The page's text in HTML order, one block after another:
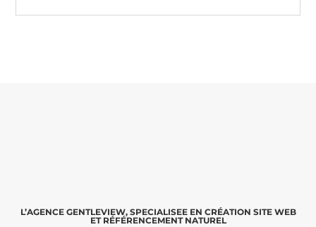
L’AGENCE GENTLEVIEW, SPECIALISEE EN CRÉATION SITE WEB
ET RÉFÉRENCEMENT NATUREL